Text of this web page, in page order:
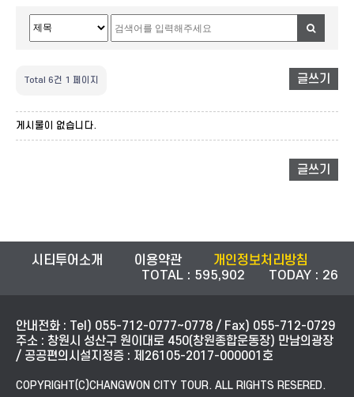
Total 6건 1 페이지 글쓰기
게시물이 없습니다.
글쓰기
시티투어소개 이용약관
개인정보처리방침
TOTAL : 595,902 TODAY : 26
안내전화 : Tel) 055-712-0777~0778 / Fax) 055-712-0729
주소 : 창원시 성산구 원이대로 450(창원종합운동장) 만남의광장
/ 공공편의시설지정증 : 제26105-2017-000001호
COPYRIGHT(C)CHANGWON CITY TOUR. ALL RIGHTS RESERED.